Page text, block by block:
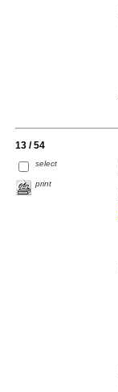
13 / 54
select
print